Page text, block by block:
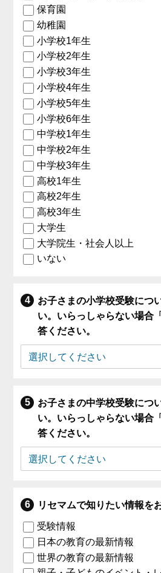
保育園
幼稚園
小学校1年生
小学校2年生
小学校3年生
小学校4年生
小学校5年生
小学校6年生
中学校1年生
中学校2年生
中学校3年生
高校1年生
高校2年生
高校3年生
大学生
大学院生・社会人以上
いない
お子さまの小学校受験につ
い。いらっしゃらない場合
答ください。
お子さまの中学校受験につ
い。いらっしゃらない場合
答ください。
リセマムで知りたい情報を
受験情報
日本の教育の最新情報
世界の教育の最新情報